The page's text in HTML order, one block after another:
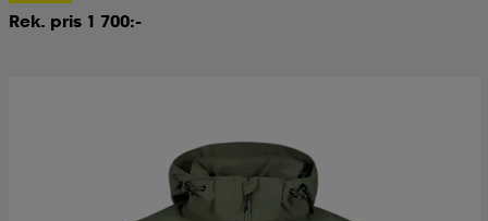
Rek. pris 1 700:-